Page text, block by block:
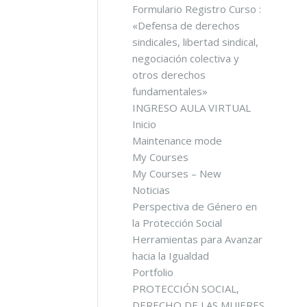
Formulario Registro Curso :
«Defensa de derechos
sindicales, libertad sindical,
negociación colectiva y
otros derechos
fundamentales»
INGRESO AULA VIRTUAL
Inicio
Maintenance mode
My Courses
My Courses – New
Noticias
Perspectiva de Género en
la Protección Social
Herramientas para Avanzar
hacia la Igualdad
Portfolio
PROTECCIÓN SOCIAL,